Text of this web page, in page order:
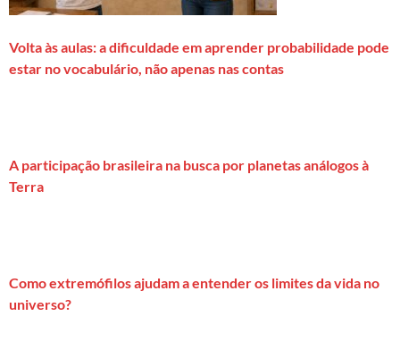
Volta às aulas: a dificuldade em aprender probabilidade pode
estar no vocabulário, não apenas nas contas
A participação brasileira na busca por planetas análogos à
Terra
Como extremófilos ajudam a entender os limites da vida no
universo?